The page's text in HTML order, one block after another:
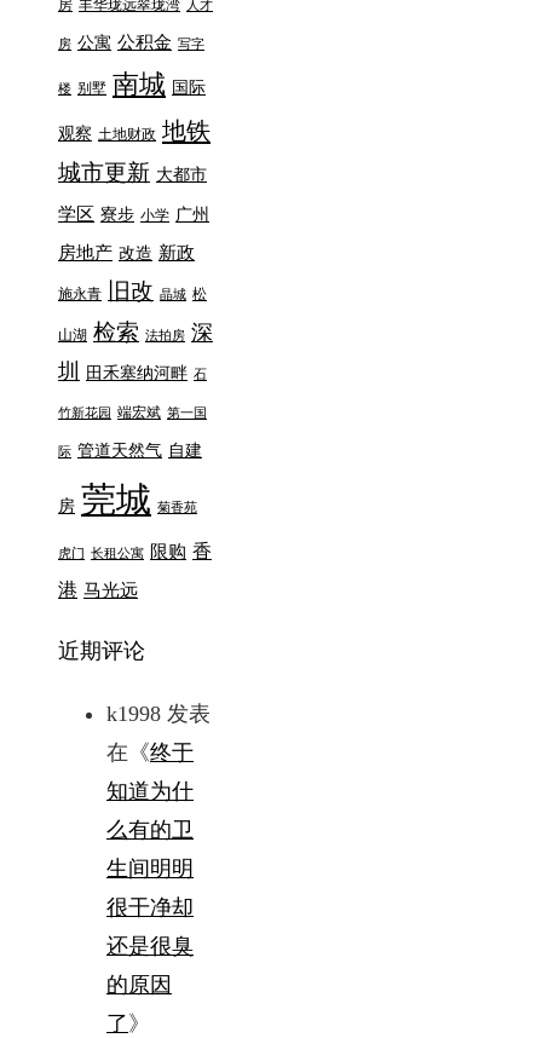
房 丰华珑远翠珑湾 人才
房 公寓 公积金 写字
楼 别墅 南城 国际
观察 土地财政 地铁
城市更新 大都市
学区 寮步 小学 广州
房地产 改造 新政
施永青 旧改 晶城 松
山湖 检索 法拍房 深
圳
田禾塞纳河畔 石
竹新花园 端宏斌 第一国
际 管道天然气 自建
房 莞城 菊香苑
虎门 长租公寓 限购 香
港 马光远
近期评论
k1998 发表
在《终于
知道为什
么有的卫
生间明明
很干净却
还是很臭
的原因
了 》